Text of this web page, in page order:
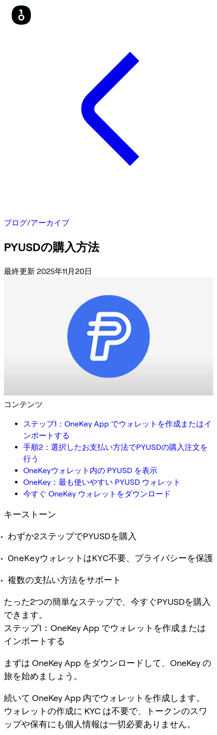
ブログ/アーカイブ
PYUSDの購入方法
最終更新 2025年11月20日
コンテンツ
ステップ1：OneKey App でウォレットを作成またはイ
ンポートする
手順2：選択したお支払い方法でPYUSDの購入注文を
行う
OneKeyウォレット内の PYUSD を表示
OneKey：最も使いやすい PYUSD ウォレット
今すぐ OneKey ウォレットをダウンロード
キーストーン
わずか2ステップでPYUSDを購入
OneKeyウォレットはKYC不要、プライバシーを保護
複数の支払い方法をサポート
たった2つの簡単なステップで、今すぐPYUSDを購入
できます。
ステップ1：OneKey App でウォレットを作成または
インポートする
まずは OneKey App をダウンロードして、OneKey の
旅を始めましょう。
続いて OneKey App 内でウォレットを作成します。
ウォレットの作成に KYC は不要で、トークンのスワ
ップや保有にも個人情報は一切必要ありません。